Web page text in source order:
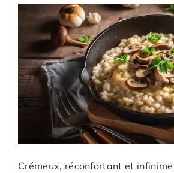
Crémeux, réconfortant et